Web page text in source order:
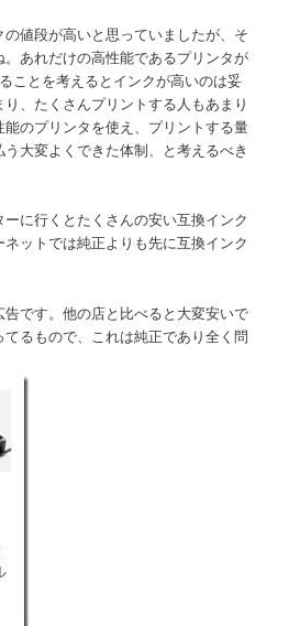
値段が高いと思っていましたが、そ
あれだけの高性能であるプリンタが
ことを考えるとインクが高いのは妥
、たくさんプリントする人もあまり
のプリンタを使え、プリントする量
大変よくできた体制、と考えるべき
に行くとたくさんの安い互換インク
ットでは純正よりも先に互換インク
です。他の店と比べると大変安いで
るもので、これは純正であり全く問